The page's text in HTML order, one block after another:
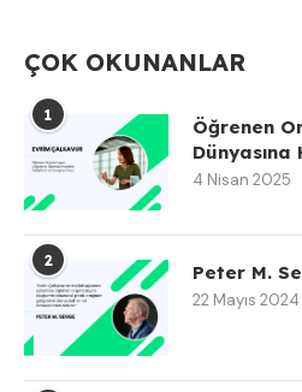
ÇOK OKUNANLAR
1
Öğrenen
Dünyasına
4 Nisan 2025
2
Peter M.
22 Mayıs 2024